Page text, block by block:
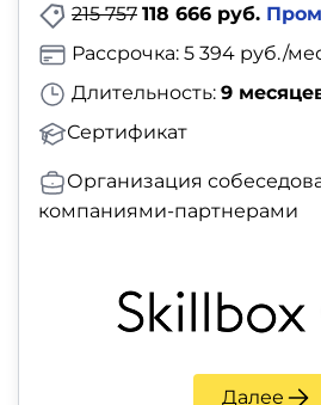
215 757 118 666 руб.
Длительность: 9
Сертификат
Рассрочка: 5 394 руб./
Организация
компаниями-партнерами
Далее